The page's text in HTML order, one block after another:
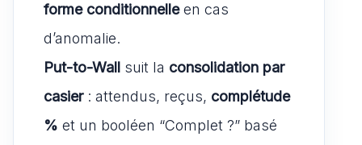
forme conditionnelleen cas
d’anomalie.
Put-to-Wall suit la consolidation par
casier: attendus, reçus, complétude
% et un booléen “Complet ?” basé